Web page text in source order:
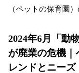
（ペットの保育園
2024年6月「動
が廃業の危機｜
レンドとニーズ